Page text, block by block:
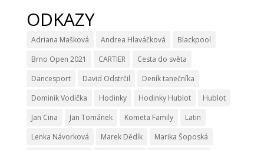
ODKAZY
Adriana Mašková Andrea Hlaváčková
Blackpool
Brno Open 2021
CARTIER
Cesta do světa
Dancesport
David Odstrčil
Deník tanečníka
Dominik Vodička
Hodinky Hodinky Hublot
Hublot
Jan Cina
Jan Tománek Kometa Family
Latin
Lenka Návorková
Marek Dědík
Marika Šoposká